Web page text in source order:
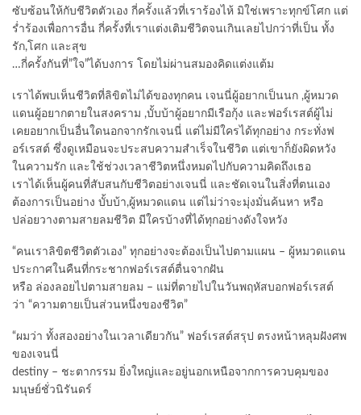
ซับซ้อนให้กับชีวิตตัวเอง กี่ครั้งแล้วที่เราร้องไห้ มิใช่เพราะทุกข์โศก แต่
ร่ำร้องเพื่อการอื่น กี่ครั้งที่เราแต่งเติมชีวิตจนเกินเลยไปกว่าที่เป็น ทั้ง
รัก,โศก และสุข
…กี่ครั้งกันที่”ใจ”ได้บงการ โดยไม่ผ่านสมองคิดแต่งแต้ม
เราได้พบเห็นชีวิตที่ลิขิตไม่ได้ของทุกคน เจนนี่ผู้อยากเป็นนก ,ผู้หมวด
แดนผู้อยากตายในสงคราม ,บั้บบ้าผู้อยากมีเรือกุ้ง และฟอร์เรสต์ผู้ไม่
เคยอยากเป็นอื่นใดนอกจากรักเจนนี่ แต่ไม่มีใครได้ทุกอย่าง กระทั่งฟ
อร์เรสต์ ซึ่งดูเหมือนจะประสบความสำเร็จในชีวิต แต่เขาก็ยังผิดหวัง
ในความรัก และใช้ช่วงเวลาชีวิตหนึ่งหมดไปกับความคิดถึงเธอ
เราได้เห็นผู้คนที่สับสนกับชีวิตอย่างเจนนี่ และชัดเจนในสิ่งที่ตนเอง
ต้องการเป็นอย่าง บั้บบ้า,ผู้หมวดแดน แต่ไม่ว่าจะมุ่งมั่นค้นหา หรือ
ปล่อยวางตามสายลมชีวิต มีใครบ้างที่ได้ทุกอย่างดังใจหวัง
“คนเราลิขิตชีวิตตัวเอง” ทุกอย่างจะต้องเป็นไปตามแผน – ผู้หมวดแดน
ประกาศในคืนที่กระชากฟอร์เรสต์ตื่นจากฝัน
หรือ ล่องลอยไปตามสายลม – แม่ที่ตายไปในวันพฤหัสบอกฟอร์เรสต์
ว่า “ความตายเป็นส่วนหนึ่งของชีวิต”
“ผมว่า ทั้งสองอย่างในเวลาเดียวกัน” ฟอร์เรสต์สรุป ตรงหน้าหลุมฝังศพ
ของเจนนี่
destiny – ชะตากรรม ยิ่งใหญ่และอยู่นอกเหนือจากการควบคุมของ
มนุษย์ชั่วนิรันดร์